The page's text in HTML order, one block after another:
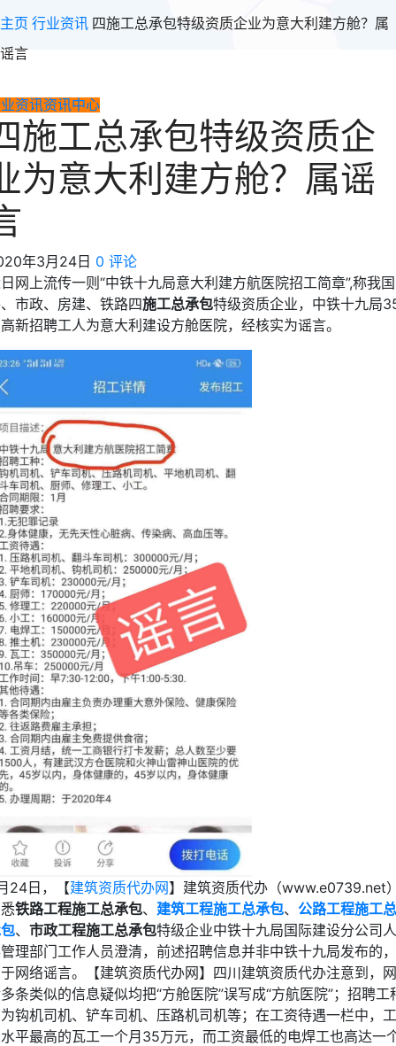
主页 行业资讯 四施工总承包特级资质企业为意大利建方舱？属
谣言
资讯资讯中心
施工总承包特级资质企
为意大利建方舱？属谣
年3月24日 0 评论
网上流传一则“中铁十九局意大利建方航医院招工简章”,称我
市政、房建、铁路四施工总承包特级资质企业，中铁十九局
新招聘工人为意大利建设方舱医院，经核实为谣言。
24日，【建筑资质代办网】建筑资质代办（www.e0739.net
铁路工程施工总承包、 建筑工程施工总承包、 公路工程施工总
、 市政工程施工总承包特级企业中铁十九局国际建设分公司人
理部门工作人员澄清，前述招聘信息并非中铁十九局发布的，
网络谣言。【建筑资质代办网】四川建筑资质代办注意到，网
条类似的信息疑似均把“方舱医院”误写成“方航医院”；招聘工
钩机司机、铲车司机、压路机司机等；在工资待遇一栏中，工
平最高的瓦工一个月35万元，而工资最低的电焊工也高达一